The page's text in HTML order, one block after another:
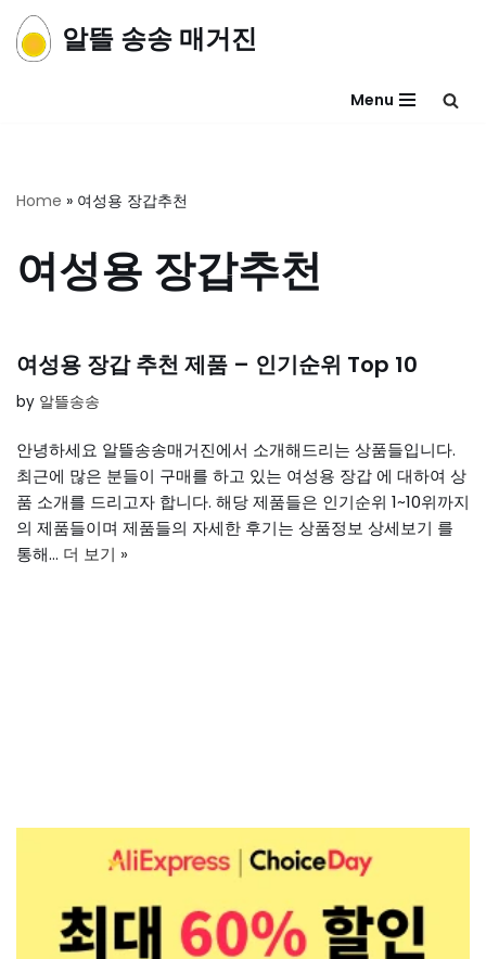
콘
알뜰 송송 매거진
Menu
Home » 여성용 장갑추천
여성용 장갑추천
여성용 장갑 추천 제품 – 인기순위 Top 10
by 알뜰송송
안녕하세요 알뜰송송매거진에서 소개해드리는 상품들입니다.
최근에 많은 분들이 구매를 하고 있는 여성용 장갑 에 대하여 상
품 소개를 드리고자 합니다. 해당 제품들은 인기순위 1~10위까지
의 제품들이며 제품들의 자세한 후기는 상품정보 상세보기 를
통해… 더 보기 »